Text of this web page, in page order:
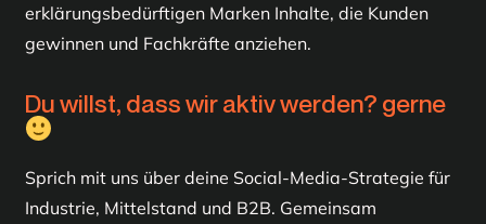
erklärungsbedürftigen Marken Inhalte, die Kunden
gewinnen und Fachkräfte anziehen.
Du willst, dass wir aktiv werden? gerne
Sprich mit uns über deine Social-Media-Strategie für
Industrie, Mittelstand und B2B. Gemeinsam